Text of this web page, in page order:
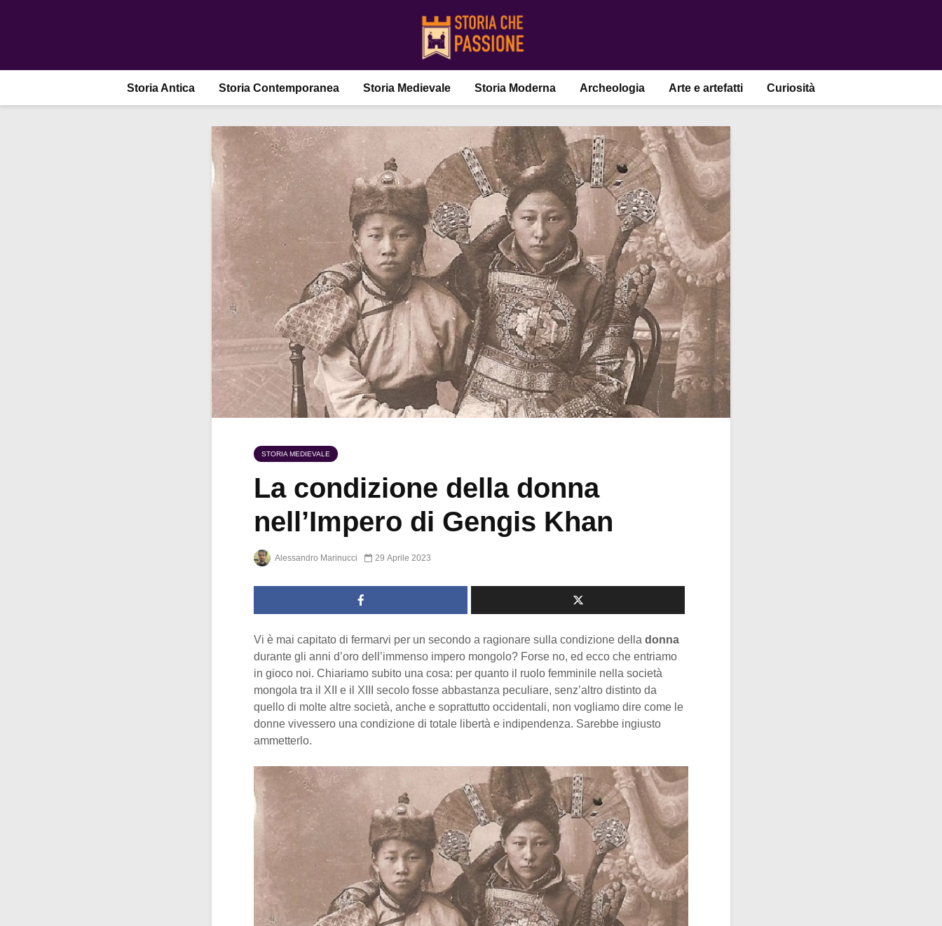
Storia Antica Storia Contemporanea Storia Medievale Storia Moderna Archeologia Arte e artefatti Curiosità
STORIA MEDIEVALE
La condizione della donna
nell’Impero di Gengis Khan
Alessandro Marinucci 29 Aprile 2023
Vi è mai capitato di fermarvi per un secondo a ragionare sulla condizione della donna
durante gli anni d’oro dell’immenso impero mongolo? Forse no, ed ecco che entriamo
in gioco noi. Chiariamo subito una cosa: per quanto il ruolo femminile nella società
mongola tra il XII e il XIII secolo fosse abbastanza peculiare, senz’altro distinto da
quello di molte altre società, anche e soprattutto occidentali, non vogliamo dire come le
donne vivessero una condizione di totale libertà e indipendenza. Sarebbe ingiusto
ammetterlo.